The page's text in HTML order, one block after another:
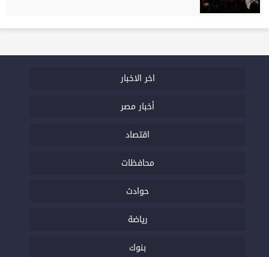
اخر الاخبار
أخبار مصر
اقتصاد
محافظات
حوادث
رياضة
بنوك